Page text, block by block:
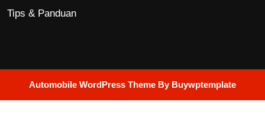
Tips & Panduan
Automobile WordPress Theme By Buywptemplate